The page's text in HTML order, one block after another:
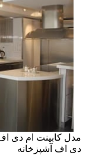
دی اف آشپزخانه